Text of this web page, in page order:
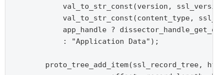
val_to_str_const(version,
val_to_str_const(content_type,
app_handle ?
            : "Application Data");
proto_tree_add_item(ssl_record_tree,